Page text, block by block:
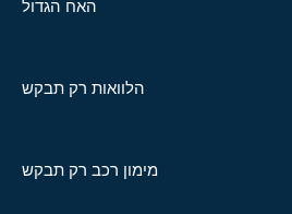
האח הגדול
הלוואות רק תבקש
מימון רכב רק תבקש